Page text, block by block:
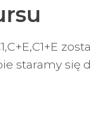
staramy się